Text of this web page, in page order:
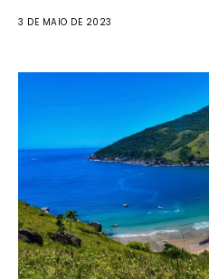
3 DE MAIO DE 2023